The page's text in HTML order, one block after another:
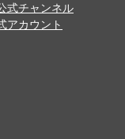
式チャンネル
アカウント